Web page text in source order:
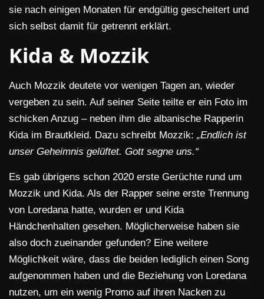
sie nach einigen Monaten für endgültig gescheitert und
sich selbst damit für getrennt erklärt.
Kida & Mozzik
Auch Mozzik deutete vor wenigen Tagen an, wieder
vergeben zu sein. Auf seiner Seite teilte er ein Foto im
schicken Anzug – neben ihm die albanische Rapperin
Kida im Brautkleid. Dazu schreibt Mozzik: „Endlich ist
unser Geheimnis gelüftet. Gott segne uns.“
Es gab übrigens schon 2020 erste Gerüchte rund um
Mozzik und Kida. Als der Rapper seine erste Trennung
von Loredana hatte, wurden er und Kida
Händchenhalten gesehen. Möglicherweise haben sie
also doch zueinander gefunden? Eine weitere
Möglichkeit wäre, dass die beiden lediglich einen Song
aufgenommen haben und die Beziehung von Loredana
nutzen, um ein wenig Promo auf ihren Nacken zu